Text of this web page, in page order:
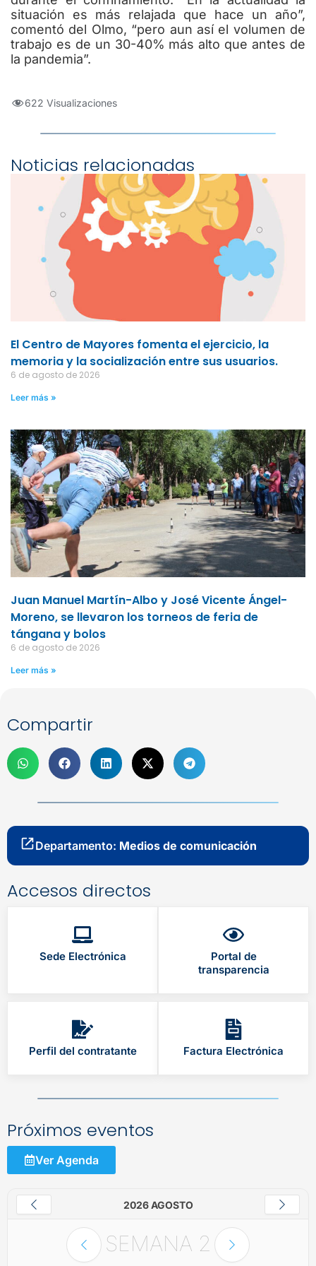
situación es más relajada que hace un año”,
comentó del Olmo, “pero aun así el volumen de
trabajo es de un 30-40% más alto que antes de
la pandemia”.
622 Visualizaciones
Noticias relacionadas
El Centro de Mayores fomenta el ejercicio, la
memoria y la socialización entre sus usuarios.
6 de agosto de 2026
Leer más »
Juan Manuel Martín-Albo y José Vicente Ángel-
Moreno, se llevaron los torneos de feria de
tángana y bolos
6 de agosto de 2026
Leer más »
Compartir
Departamento: Medios de comunicación
Accesos directos
Sede Electrónica
Portal de
transparencia
Perfil del contratante Factura Electrónica
Próximos eventos
Ver Agenda
2026 AGOSTO
SEMANA 2